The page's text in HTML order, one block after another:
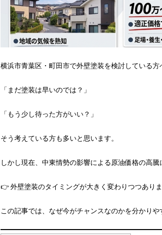
横浜市青葉区・町田市で外壁塗装を検討している方
「まだ塗装は早いのでは？」
「もう少し待った方がいい？」
そう考えている方も多いと思います。
しかし現在、中東情勢の影響による原油価格の高騰
👉 外壁塗装のタイミングが大きく変わりつつありま
この記事では、なぜ今がチャンスなのかを分かりや